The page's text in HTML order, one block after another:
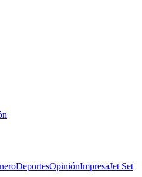
DeportesOpiniónImpresaJet Set